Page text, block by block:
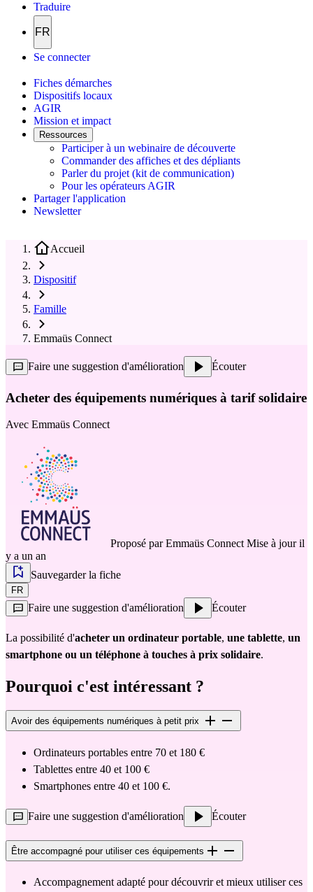
Traduire
FR
Se connecter
Fiches démarches
Dispositifs locaux
AGIR
Mission et impact
Ressources
Participer à un webinaire de découverte
Commander des affiches et des dépliants
Parler du projet (kit de communication)
Pour les opérateurs AGIR
Partager l'application
Newsletter
Accueil
Dispositif
Famille
Emmaüs Connect
Faire une suggestion d'amélioration Écouter
Acheter des équipements numériques à tarif solidaire
Avec Emmaüs Connect
Proposé par Emmaüs ConnectMise à jour il
y a un an
Sauvegarder la fiche
FR
Faire une suggestion d'amélioration Écouter
La possibilité d'acheter un ordinateur portable, une tablette, un
smartphone ou un téléphone à touches à prix solidaire.
Pourquoi c'est intéressant ?
Avoir des équipements numériques à petit prix
Ordinateurs portables entre 70 et 180 €
Tablettes entre 40 et 100 €
Smartphones entre 40 et 100 €.
Faire une suggestion d'amélioration Écouter
Être accompagné pour utiliser ces équipements
Accompagnement adapté pour découvrir et mieux utiliser ces